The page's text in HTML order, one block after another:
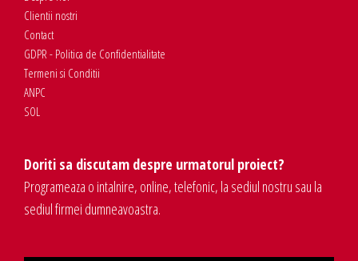
Clientii nostri
Contact
GDPR - Politica de Confidentialitate
Termeni si Conditii
ANPC
SOL
Doriti sa discutam despre urmatorul proiect?
Programeaza o intalnire, online, telefonic, la sediul nostru sau la
sediul firmei dumneavoastra.